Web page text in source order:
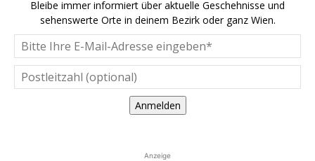
Bleibe immer informiert über aktuelle Geschehnisse und
sehenswerte Orte in deinem Bezirk oder ganz Wien.
Anmelden
Anzeige